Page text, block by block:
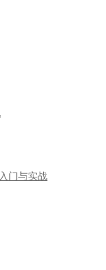
门与实战